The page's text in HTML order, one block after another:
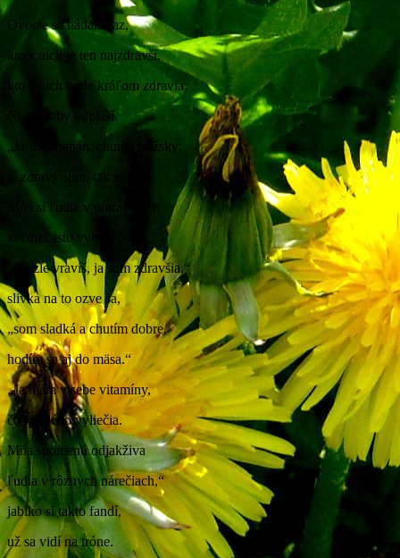
Ovocie sa hádalo raz,
kto z nich je ten najzdravší,
kto z nich bude kráľom zdravia,
čo choroby odplaší.
„Ja
som banán, chutím božsky,
aj zdravý som, tak veru.
Mňa si ľudia v potravinách
veľmi často vyberú.“
„Ba zle vravíš, ja som zdravšia,“
slivka na to ozve sa,
„som sladká a chutím dobre,
hodím sa aj do mäsa.“
„Ja mám v sebe vitamíny,
čo každého vyliečia.
Mňa spomenú odjakživa
ľudia v rôznych nárečiach,“
jablko si takto fandí,
už sa vidí na tróne.